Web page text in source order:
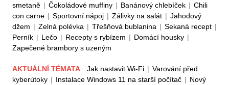
smetaně | Čokoládové muffiny | Banánový chlebíček | Chili
con carne | Sportovní nápoj | Zálivky na salát | Jahodový
džem | Zelná polévka | Třešňová bublanina | Sekaná recept |
Perník | Lečo | Recepty s rybízem | Domácí housky |
Zapečené brambory s uzeným
AKTUÁLNÍ TÉMATA Jak nastavit Wi-Fi | Varování před
kyberútoky | Instalace Windows 11 na starší počítač | Nový